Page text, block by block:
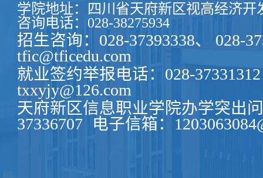
学院地址：四川省天府新区视高经济开
咨询电话：028-38275934
招生咨询：028-37393338、 028-
tfic@tficedu.com
就业签约举报电话：028-37331312
txxyjy@126.com
天府新区信息职业学院办学突出
37336707
电子信箱：